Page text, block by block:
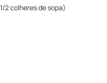
2 colheres de sopa)